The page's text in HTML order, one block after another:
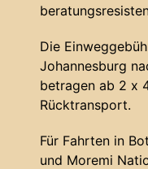
Die
Johannesburg
betragen ab 2 x
Rücktransport.
Für Fahrten in
und Moremi